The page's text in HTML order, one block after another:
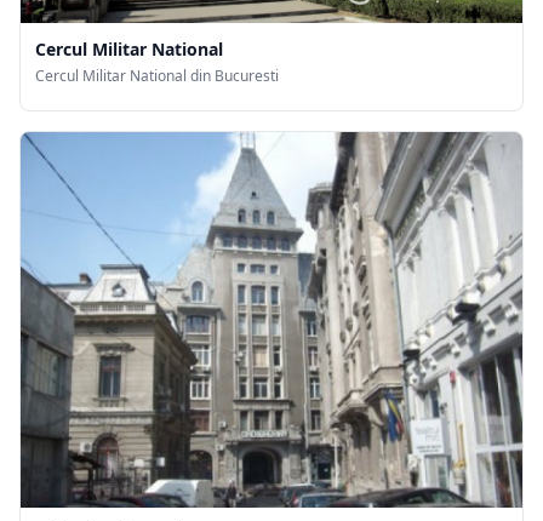
Cercul Militar National
Cercul Militar National din Bucuresti